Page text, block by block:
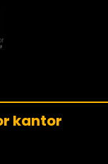
kantor